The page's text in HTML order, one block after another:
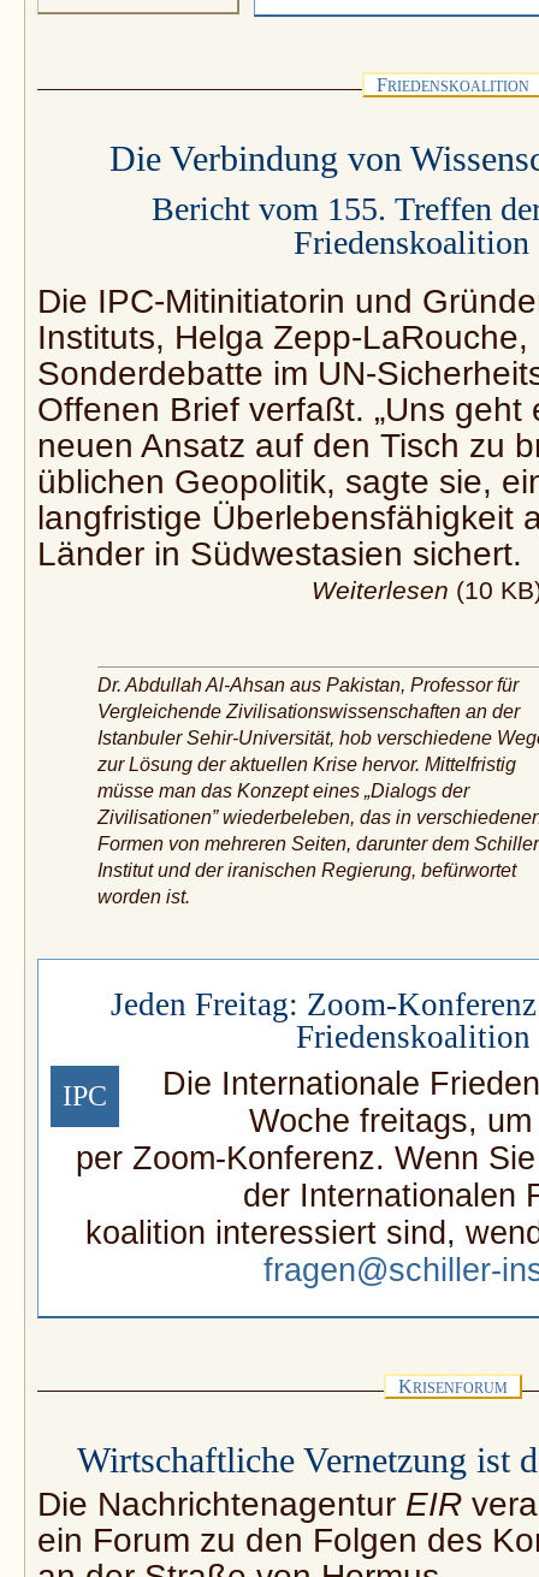
FRIEDENSKOALITION
Die Verbindung von
Bericht vom 155. Treffen
Friedenskoalition
Die IPC-Mitinitiatorin und
Instituts, Helga Zepp-
Sonderdebatte im UN-
Offenen Brief verfaßt. „Uns
neuen Ansatz auf den Tisch zu
üblichen Geopolitik, sagte sie,
langfristige Überlebensfähigkeit
Länder in Südwestasien sichert.
Weiterlesen (10
Dr. Abdullah Al-Ahsan aus Pakistan, Professor für
Vergleichende Zivilisationswissenschaften an der
Istanbuler Sehir-Universität, hob verschiedene
zur Lösung der aktuellen Krise hervor. Mittel­fristig
müsse man das Konzept eines „Dialogs der
Zivilisationen” wiederbeleben, das in
Formen von mehreren Seiten, darunter dem
Institut und der iranischen Regierung, befürwortet
worden ist.
Jeden Freitag: Zoom-
Friedenskoalition
IPC
Die Internationale
Woche freitags,
per Zoom-Konferenz. Wenn
der Internationalen
koalition interessiert sind,
fragen@schiller-
KRISENFORUM
Wirtschaftliche Vernetzung ist
Die Nachrichtenagentur EIR
ein Forum zu den Folgen des